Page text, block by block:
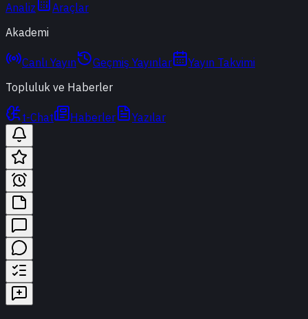
Analiz
Araçlar
Akademi
Canlı Yayın Geçmiş Yayınlar
Yayın Takvimi
Topluluk ve Haberler
t-Chat Haberler Yazılar